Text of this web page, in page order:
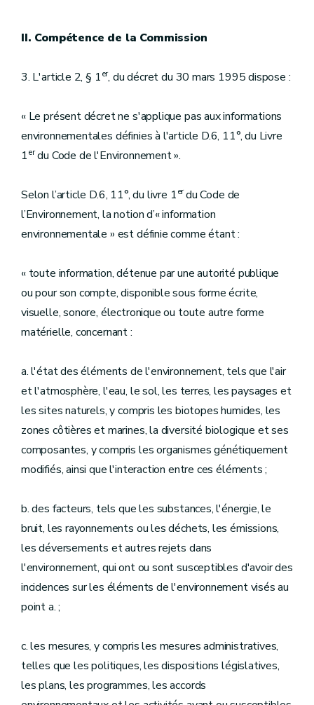
II. Compétence de la Commission
3. L'article 2, § 1er, du décret du 30 mars 1995 dispose :
« Le présent décret ne s'applique pas aux informations
environnementales définies à l'article D.6, 11°, du Livre
1erdu Code de l'Environnement ».
Selon l’article D.6, 11°, du livre 1erdu Code de
l’Environnement, la notion d’« information
environnementale » est définie comme étant :
« toute information, détenue par une autorité publique
ou pour son compte, disponible sous forme écrite,
visuelle, sonore, électronique ou toute autre forme
matérielle, concernant :
a. l'état des éléments de l'environnement, tels que l'air
et l'atmosphère, l'eau, le sol, les terres, les paysages et
les sites naturels, y compris les biotopes humides, les
zones côtières et marines, la diversité biologique et ses
composantes, y compris les organismes génétiquement
modifiés, ainsi que l'interaction entre ces éléments ;
b. des facteurs, tels que les substances, l'énergie, le
bruit, les rayonnements ou les déchets, les émissions,
les déversements et autres rejets dans
l'environnement, qui ont ou sont susceptibles d'avoir des
incidences sur les éléments de l'environnement visés au
point a. ;
c. les mesures, y compris les mesures administratives,
telles que les politiques, les dispositions législatives,
les plans, les programmes, les accords